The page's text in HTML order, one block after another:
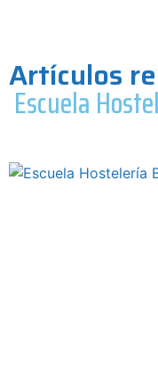
Artículos
Escuela